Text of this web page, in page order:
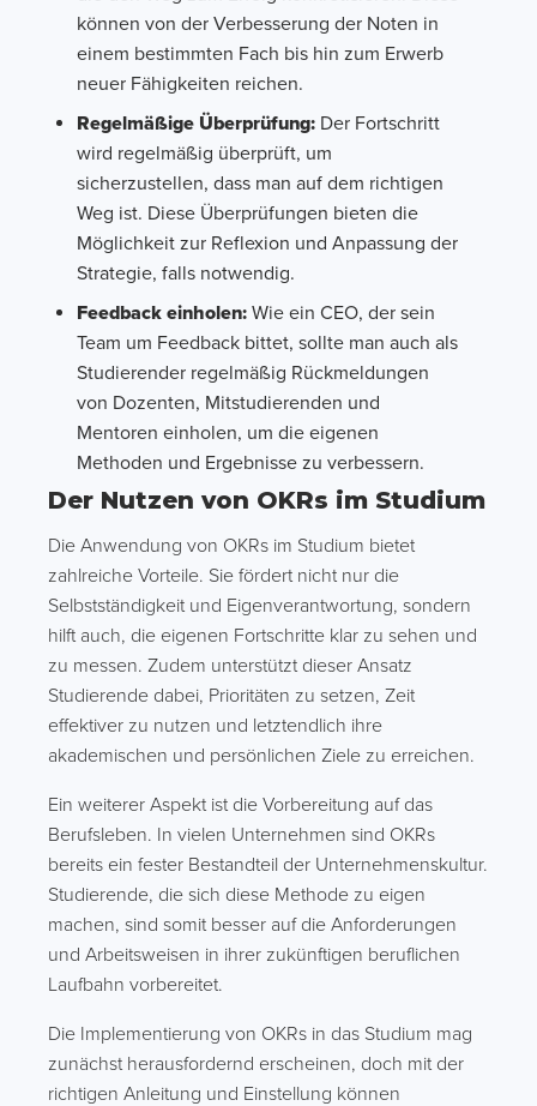
können von der Verbesserung der Noten in
einem bestimmten Fach bis hin zum Erwerb
neuer Fähigkeiten reichen.
Regelmäßige Überprüfung: Der Fortschritt
wird regelmäßig überprüft, um
sicherzustellen, dass man auf dem richtigen
Weg ist. Diese Überprüfungen bieten die
Möglichkeit zur Reflexion und Anpassung der
Strategie, falls notwendig.
Feedback einholen: Wie ein CEO, der sein
Team um Feedback bittet, sollte man auch als
Studierender regelmäßig Rückmeldungen
von Dozenten, Mitstudierenden und
Mentoren einholen, um die eigenen
Methoden und Ergebnisse zu verbessern.
Der Nutzen von OKRs im Studium
Die Anwendung von OKRs im Studium bietet
zahlreiche Vorteile. Sie fördert nicht nur die
Selbstständigkeit und Eigenverantwortung, sondern
hilft auch, die eigenen Fortschritte klar zu sehen und
zu messen. Zudem unterstützt dieser Ansatz
Studierende dabei, Prioritäten zu setzen, Zeit
effektiver zu nutzen und letztendlich ihre
akademischen und persönlichen Ziele zu erreichen.
Ein weiterer Aspekt ist die Vorbereitung auf das
Berufsleben. In vielen Unternehmen sind OKRs
bereits ein fester Bestandteil der Unternehmenskultur.
Studierende, die sich diese Methode zu eigen
machen, sind somit besser auf die Anforderungen
und Arbeitsweisen in ihrer zukünftigen beruflichen
Laufbahn vorbereitet.
Die Implementierung von OKRs in das Studium mag
zunächst herausfordernd erscheinen, doch mit der
richtigen Anleitung und Einstellung können